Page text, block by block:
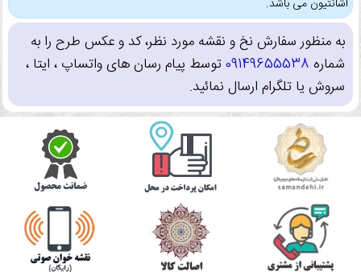
به منظور سفارش نخ و نقشه مورد نظر، کد و عکس طرح را به
شماره 09149655538توسط پیام رسان های واتساپ ، ایتا ،
سروش یا تلگرام ارسال نمائید.